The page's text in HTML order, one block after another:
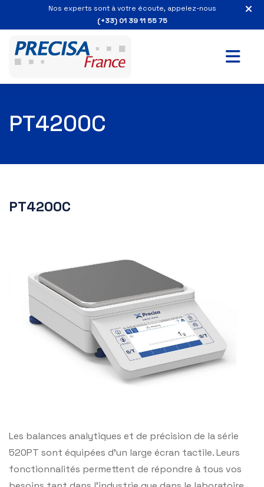
Nos experts sont à votre écoute, appelez-nous
(+33) 01 39 11 55 75
PT4200C
PT4200C
Les balances analytiques et de précision de la série
520PT sont équipées d’un large écran tactile. Leurs
fonctionnalités permettent de répondre à tous vos